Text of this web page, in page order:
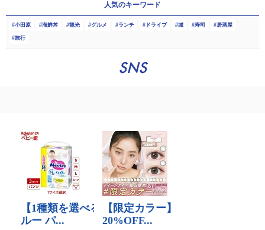
人気のキーワード
小田原 海鮮丼 観光 グルメ ランチ ドライブ 城 寿司 居酒屋
旅行
SNS